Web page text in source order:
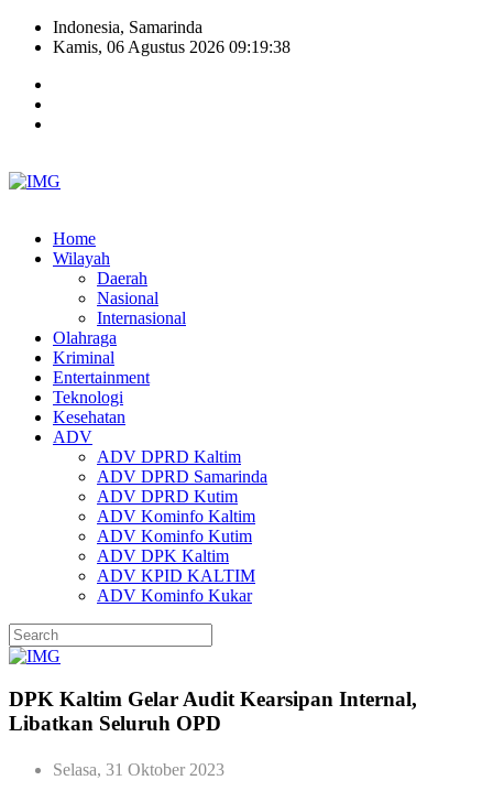
Indonesia, Samarinda
Kamis, 06 Agustus 2026 09:19:39
Home
Wilayah
Daerah
Nasional
Internasional
Olahraga
Kriminal
Entertainment
Teknologi
Kesehatan
ADV
ADV DPRD Kaltim
ADV DPRD Samarinda
ADV DPRD Kutim
ADV Kominfo Kaltim
ADV Kominfo Kutim
ADV DPK Kaltim
ADV KPID KALTIM
ADV Kominfo Kukar
DPK Kaltim Gelar Audit Kearsipan Internal,
Libatkan Seluruh OPD
Selasa, 31 Oktober 2023